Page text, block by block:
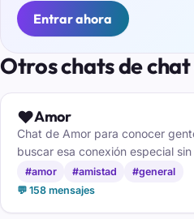
Entrar ahora
Otros chats de
❤️Amor
Chat de Amor para conocer
buscar esa conexión especial
#amor #amistad
#general
💬 158 mensajes